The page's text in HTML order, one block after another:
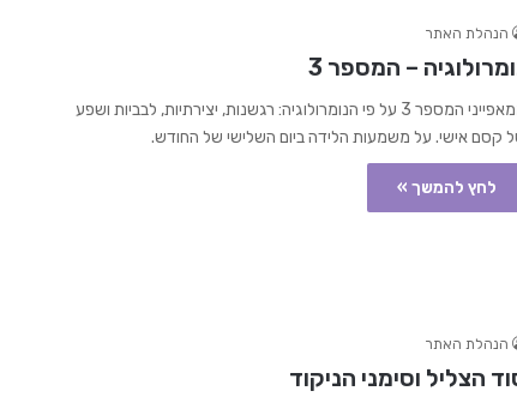
הנהלת האתר
– המספר 3
ממאפייני המספר 3 על פי הנומרולוגיה: רגשנות, יצירתיות, לבביות ושפע
קסם אישי. על משמעות הלידה ביום השלישי של החודש.
לחץ להמשך »
הנהלת האתר
הצליל וסימני הניקוד